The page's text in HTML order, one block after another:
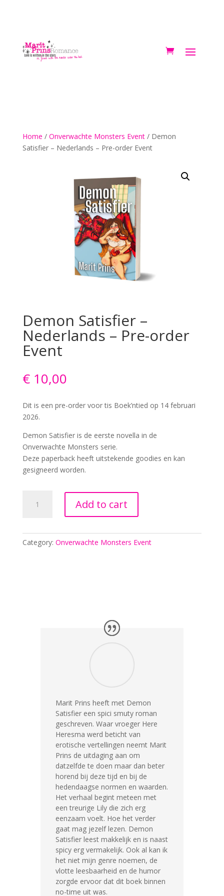
Home / Onverwachte Monsters Event/ Demon
Satisfier – Nederlands – Pre-order Event
Demon Satisfier –
Nederlands – Pre-order
Event
€10,00
Dit is een pre-order voor tis Boek’ntied op 14 februari
2026.
Demon Satisfier is de eerste novella in de
Onverwachte Monsters serie.
Deze paperback heeft uitstekende goodies en kan
gesigneerd worden.
Satisfier
-
Add to cart
Category: Onverwachte Monsters Event
Marit Prins heeft met Demon
Satisfier een spici smuty roman
geschreven. Waar vroeger Here
Heresma werd beticht van
erotische vertellingen neemt Marit
Prins de uitdaging aan om
datzelfde te doen maar dan beter
horend bij deze tijd en bij de
hedendaagse normen en waarden.
Het verhaal begint meteen met
een treurige Lily die zich erg
eenzaam voelt. Hoe het verder
gaat mag jezelf lezen. Demon
Satisfier leest makkelijk en is naast
spicy erg vermakelijk. Ook al kan ik
het niet mijn genre noemen, de
vlotte leesbaarheid en de humor
zorgde ervoor dat dit boek binnen
no-time uit was.